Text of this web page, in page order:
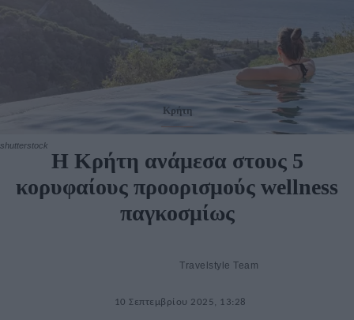
shutterstock
Κρήτη
Η Κρήτη ανάμεσα στους 5
κορυφαίους προορισμούς wellness
παγκοσμίως
Travelstyle Team
10 Σεπτεμβρίου 2025, 13:28